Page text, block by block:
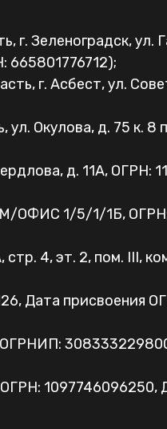
Зеленоградск, ул.
г. Асбест, ул.
Окулова, д. 75 к. 8
д. 11А, ОГРН:
ОФИС 1/5/1/1Б, ОГРН:
4, эт. 2, пом. III,
Дата присвоения